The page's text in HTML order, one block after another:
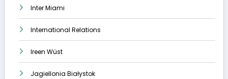
Inter Miami
International Relations
Ireen Wüst
Jagiellonia Białystok